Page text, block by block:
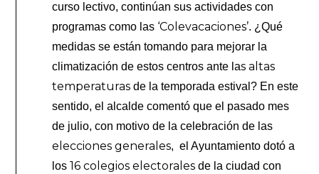
curso lectivo, continúan sus actividades con
programas como las ‘Colevacaciones’. ¿Qué
medidas se están tomando para mejorar la
climatización de estos centros ante las altas
temperaturas de la temporada estival? En este
sentido, el alcalde comentó que el pasado mes
de julio, con motivo de la celebración de las
elecciones generales, el Ayuntamiento dotó a
los16 colegios electorales de la ciudad con